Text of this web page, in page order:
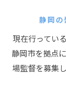
静岡の
現在行ってい
静岡市を拠点
場監督を募集